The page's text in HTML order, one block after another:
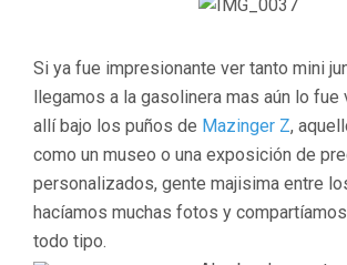
Si ya fue impresionante ver tanto mini
llegamos a la gasolinera mas aún lo
allí bajo los puños de Mazinger Z,
como un museo o una exposición de
personalizados, gente majisima entre
hacíamos muchas fotos y
todo tipo.